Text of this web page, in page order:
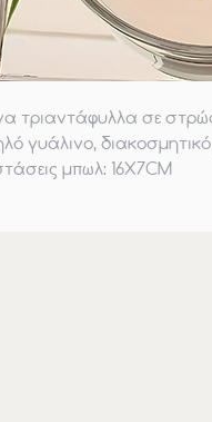
τριαντάφυλλα σε
γυάλινο,
μπωλ: 16Χ7CM